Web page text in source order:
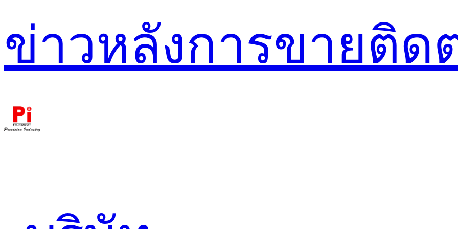
ข่าวหลังการขายติด